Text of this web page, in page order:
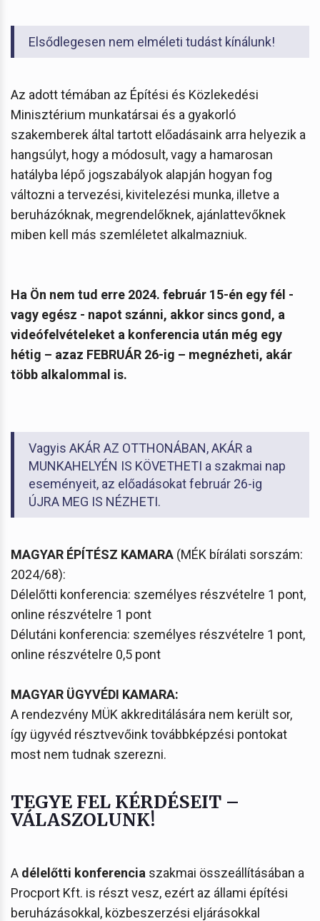
Elsődlegesen nem elméleti tudást kínálunk!
Az adott témában az Építési és Közlekedési
Minisztérium munkatársai és a gyakorló
szakemberek által tartott előadásaink arra helyezik a
hangsúlyt, hogy a módosult, vagy a hamarosan
hatályba lépő jogszabályok alapján hogyan fog
változni a tervezési, kivitelezési munka, illetve a
beruházóknak, megrendelőknek, ajánlattevőknek
miben kell más szemléletet alkalmazniuk.
Ha Ön nem tud erre 2024. február 15-én egy fél -
vagy egész - napot szánni, akkor sincs gond, a
videófelvételeket a konferencia után még egy
hétig – azaz FEBRUÁR 26-ig – megnézheti, akár
több alkalommal is.
Vagyis AKÁR AZ OTTHONÁBAN, AKÁR a
MUNKAHELYÉN IS KÖVETHETI a szakmai nap
eseményeit, az előadásokat február 26-ig
ÚJRA MEG IS NÉZHETI.
MAGYAR ÉPÍTÉSZ KAMARA (MÉK bírálati sorszám:
2024/68):
Délelőtti konferencia: személyes részvételre 1 pont,
online részvételre 1 pont
Délutáni konferencia: személyes részvételre 1 pont,
online részvételre 0,5 pont
MAGYAR ÜGYVÉDI KAMARA:
A rendezvény MÜK akkreditálására nem került sor,
így ügyvéd résztvevőink továbbképzési pontokat
most nem tudnak szerezni.
TEGYE FEL KÉRDÉSEIT –
VÁLASZOLUNK!
A délelőtti konferencia szakmai összeállításában a
Procport Kft. is részt vesz, ezért az állami építési
beruházásokkal, közbeszerzési eljárásokkal